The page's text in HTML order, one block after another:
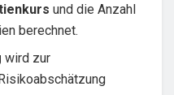
und die Anzahl
berechnet.
wird zur